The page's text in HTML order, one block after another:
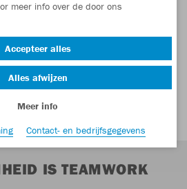
IS TEAMWORK
meer info over de door ons
Accepteer alles
Alles afwijzen
Meer info
Contact- en bedrijfsgegevens